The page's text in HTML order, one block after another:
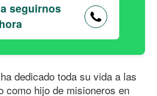
seguirnos
dedicado toda su vida a las
como hijo de misioneros en